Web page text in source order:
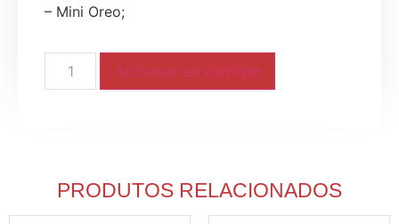
– Mini Oreo;
Adicionar ao carrinho
PRODUTOS RELACIONADOS